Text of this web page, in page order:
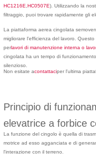
HC1216E HC0507E). Utilizzando la
filtraggio, puoi trovare rapidamente gli
La piattaforma aerea cingolata
migliorare l'efficienza del lavoro. Questo
perlavori di manutenzione interna o
cingolata ha un tempo di
silenzioso.
Non esitate acontattaciper l'ultima
Principio di
elevatrice a forbice
La funzione del cingolo è quella di
motrice ad esso agganciata e di
l'interazione con il terreno.